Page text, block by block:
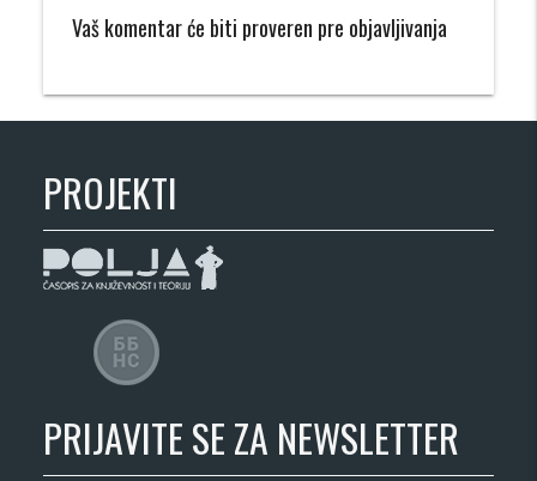
Vaš komentar će biti proveren pre objavljivanja
PROJEKTI
PRIJAVITE SE ZA NEWSLETTER